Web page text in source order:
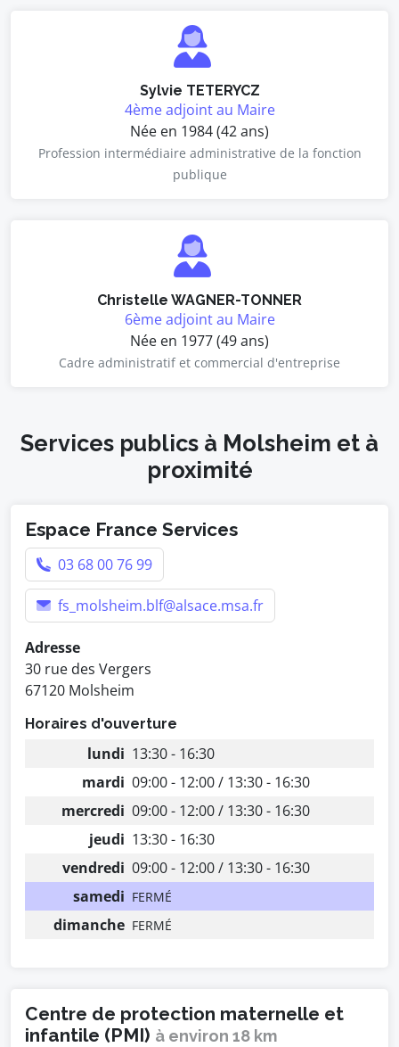
Sylvie TETERYCZ
4ème adjoint au Maire
Née en 1984 (42 ans)
Profession intermédiaire administrative de la fonction
publique
Christelle WAGNER-TONNER
6ème adjoint au Maire
Née en 1977 (49 ans)
Cadre administratif et commercial d'entreprise
Services publics à Molsheim et à
proximité
Espace France Services
03 68 00 76 99
fs_molsheim.blf@alsace.msa.fr
Adresse
30 rue des Vergers
67120 Molsheim
Horaires d'ouverture
lundi 13:30 - 16:30
mardi 09:00 - 12:00 / 13:30 - 16:30
mercredi 09:00 - 12:00 / 13:30 - 16:30
jeudi 13:30 - 16:30
vendredi 09:00 - 12:00 / 13:30 - 16:30
samedi FERMÉ
dimanche FERMÉ
Centre de protection maternelle et
infantile (PMI) à environ 18 km